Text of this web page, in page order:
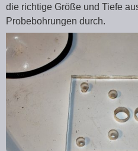
die richtige Größe und Tiefe
Probebohrungen durch.